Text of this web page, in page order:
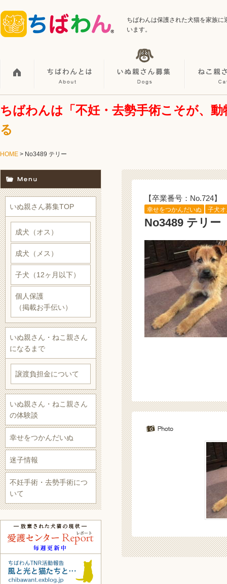
ちばわんは保護された犬猫を家族
います。
ちばわんは「不妊・去勢手術こそが、
る
HOME > No3489 テリー
【卒業番号：No.724】
幸せをつかんだいぬ 子犬
No3489 テリー
いぬ親さん募集TOP
成犬（オス）
成犬（メス）
子犬（12ヶ月以下）
個人保護
（掲載お手伝い）
いぬ親さん・ねこ親さん
になるまで
譲渡負担金について
いぬ親さん・ねこ親さん
の体験談
幸せをつかんだいぬ
迷子情報
不妊手術・去勢手術につ
いて